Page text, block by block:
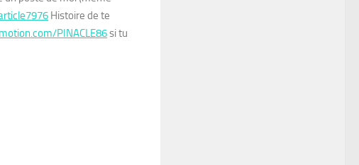
Histoire de te
PINACLE86si tu